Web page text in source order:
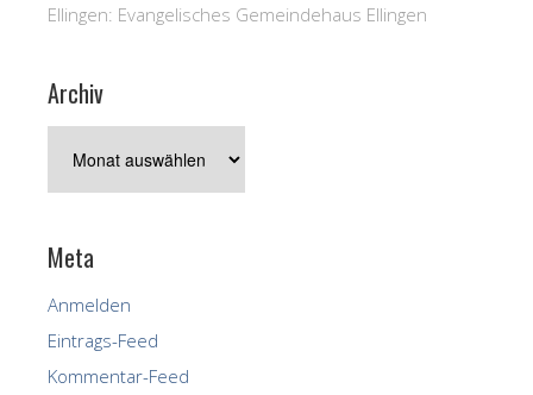
Ellingen: Evangelisches Gemeindehaus Ellingen
Archiv
Meta
Anmelden
Eintrags-Feed
Kommentar-Feed